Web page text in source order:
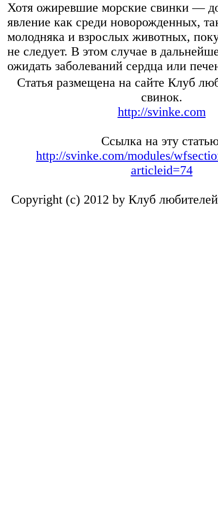
Хотя ожиревшие морские свинки —
явление как среди новорожденных,
молодняка и взрослых животных,
не следует. В этом случае в
ожидать заболеваний сердца или
Статья размещена на сайте Клуб
свинок.
http://svinke.com
Ссылка на эту
http://svinke.com/modules/
articleid=74
Copyright (c) 2012 by Клуб